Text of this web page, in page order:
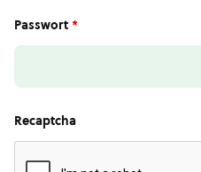
Passwort *
Recaptcha